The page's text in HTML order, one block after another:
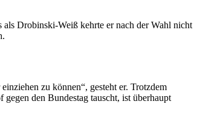
Drobinski-Weiß kehrte er nach der Wahl nicht
zu können“, gesteht er. Trotzdem
den Bundestag tauscht, ist überhaupt